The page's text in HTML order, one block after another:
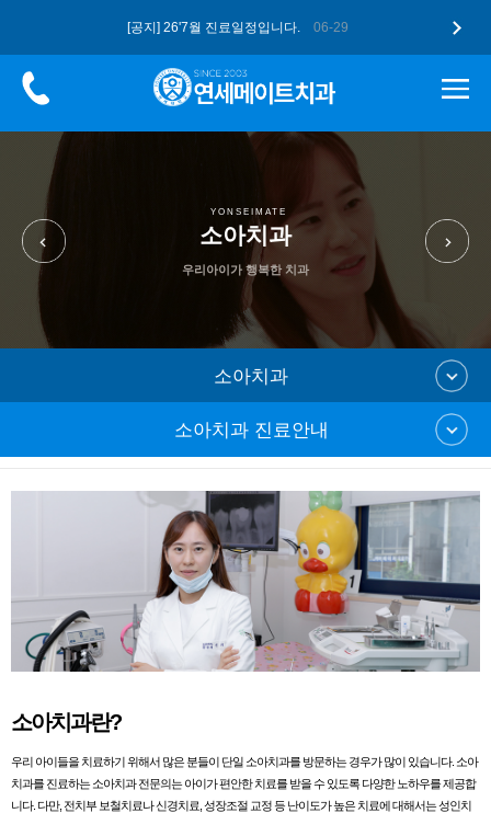
[공지] 26'7월 진료일정입니다. 06-29
[공지] 고유가 피해지원금, 연세메이… 05-12
01-07
YONSEIMATE
소아치과
우리아이가 행복한 치과
소아치과
소아치과 진료안내
소아치과란?
우리 아이들을 치료하기 위해서 많은 분들이 단일 소아치과를 방문하는 경우가 많이 있습니다. 소아
치과를 진료하는 소아치과 전문의는 아이가 편안한 치료를 받을 수 있도록 다양한 노하우를 제공합
니다. 다만, 전치부 보철치료나 신경치료, 성장조절 교정 등 난이도가 높은 치료에 대해서는 성인치